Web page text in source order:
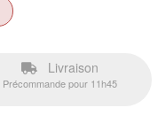
Livraison
Précommande pour 11h45